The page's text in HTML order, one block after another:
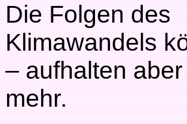
Die Folgen des
Klimawandels
– aufhalten
mehr.